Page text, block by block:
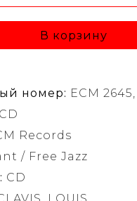
В корзину
номер: ECM
Records
/ Free Jazz
CD
LOUIS